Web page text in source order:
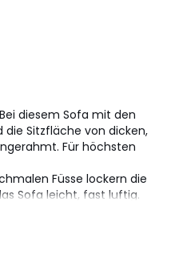
diesem Sofa mit den
die Sitzfläche von dicken,
Für höchsten
Füsse lockern die
Sofa leicht, fast luftig.
durch die
Das Sofa Botero trägt